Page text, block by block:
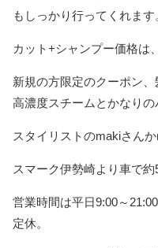
もしっかり行ってくれます
カット+シャンプー価格は、
新規の方限定のクーポン
高濃度スチームとかなりの
スタイリストのmakiさん
スマーク伊勢崎より車で約5
営業時間は平日9:00～
定休。